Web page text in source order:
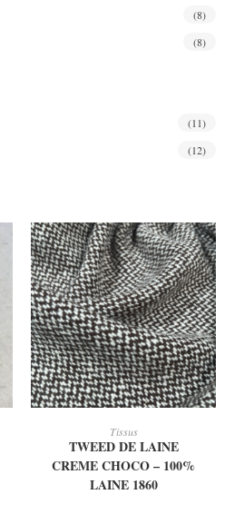
(8)
(8)
(11)
(12)
AJOUTER AU PANIER
Tissus
TWEED DE LAINE
CREME CHOCO – 100%
LAINE 1860